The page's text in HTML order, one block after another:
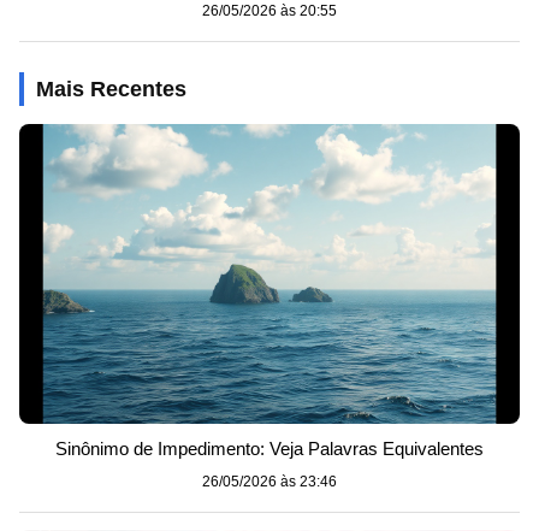
26/05/2026 às 20:55
Mais Recentes
Sinônimo de Impedimento: Veja Palavras Equivalentes
26/05/2026 às 23:46